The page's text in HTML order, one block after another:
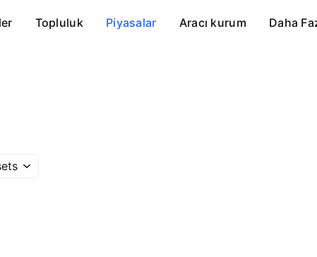
Topluluk Piyasalar Aracı kurum Daha